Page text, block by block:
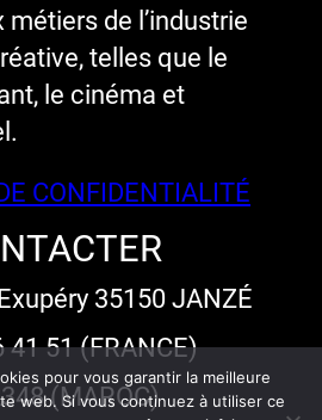
de l’industrie
telles que le
le cinéma et
CONFIDENTIALITÉ
35150 JANZÉ
51 (FRANCE)
(MAROC)
pour vous garantir la meilleure
web. Si vous continuez à utiliser ce